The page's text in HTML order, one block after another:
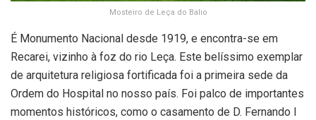
Mosteiro de Leça do Balio
É Monumento Nacional desde 1919, e encontra-se em
Recarei, vizinho à foz do rio Leça. Este belíssimo exemplar
de arquitetura religiosa fortificada foi a primeira sede da
Ordem do Hospital no nosso país. Foi palco de importantes
momentos históricos, como o casamento de D. Fernando I